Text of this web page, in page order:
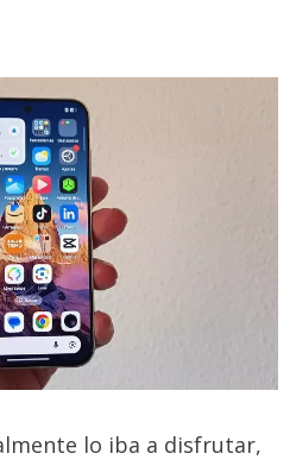
lo iba a disfrutar,